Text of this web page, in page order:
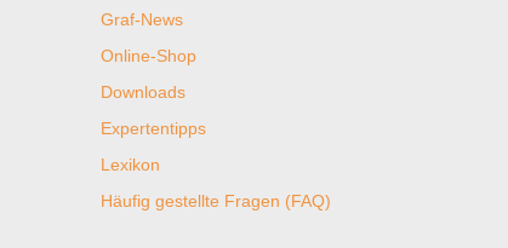
Graf-News
Online-Shop
Downloads
Expertentipps
Lexikon
Häufig gestellte Fragen (FAQ)